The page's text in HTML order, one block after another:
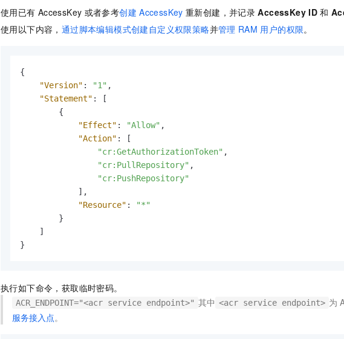
使用已有 AccessKey 或者参考创建 AccessKey 重新创建，并记录 AccessKey ID 和
使用以下内容， 通过脚本编辑模式创建自定义权限策略并管理 RAM 用户的权限。
{
"Version" : "1" ,
"Statement" :
[
{
"Effect" : "Allow" ,
"Action" :
[
"cr:GetAuthorizationToken" ,
"cr:PullRepository" ,
"cr:PushRepository"
] ,
"Resource" :
"*"
}
]
}
执行如下命令，获取临时密码。
ACR_ENDPOINT="<acr service endpoint>" 其中 <acr service endpoint> 为
服务接入点。